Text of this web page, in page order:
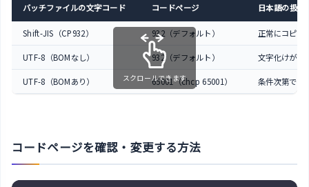
バッチファイルの文字コード コードページ 日本語の扱い
Shift-JIS（CP932） 932（デフォルト） 正常にコピー
UTF-8（BOMなし） 932（デフォルト） 文字化けが起
UTF-8（BOMあり） 65001（chcp 65001） 条件次第で正
スクロールできます
コードページを確認・変更する方法